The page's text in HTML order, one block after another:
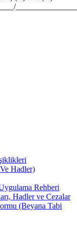
Hadler)
Rehberi
Hadler ve Cezalar
(Beyana Tabi